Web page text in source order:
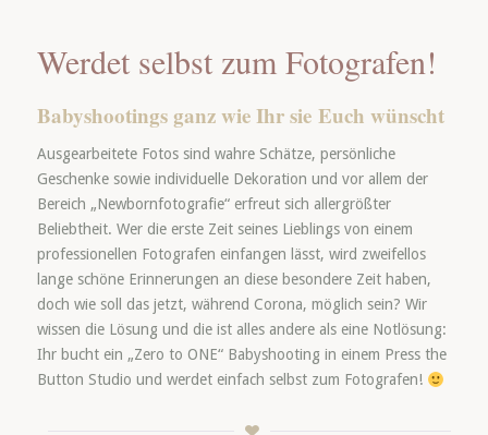
Werdet selbst zum Fotografen!
Babyshootings ganz wie Ihr sie Euch wünscht
Ausgearbeitete Fotos sind wahre Schätze, persönliche
Geschenke sowie individuelle Dekoration und vor allem der
Bereich „Newbornfotografie“ erfreut sich allergrößter
Beliebtheit. Wer die erste Zeit seines Lieblings von einem
professionellen Fotografen einfangen lässt, wird zweifellos
lange schöne Erinnerungen an diese besondere Zeit haben,
doch wie soll das jetzt, während Corona, möglich sein? Wir
wissen die Lösung und die ist alles andere als eine Notlösung:
Ihr bucht ein „Zero to ONE“ Babyshooting in einem Press the
Button Studio und werdet einfach selbst zum Fotografen!